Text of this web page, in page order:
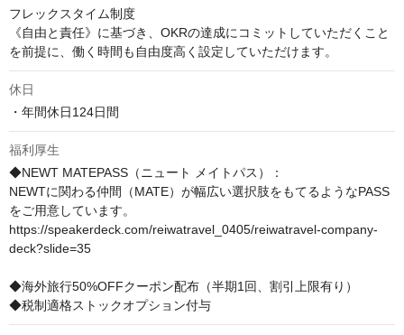
フレックスタイム制度
《自由と責任》に基づき、OKRの達成にコミットしていただくこと
を前提に、働く時間も自由度高く設定していただけます。
休日
・年間休日124日間
福利厚生
◆NEWT MATEPASS（ニュート メイトパス）：
NEWTに関わる仲間（MATE）が幅広い選択肢をもてるようなPASS
をご用意しています。
https://speakerdeck.com/reiwatravel_0405/reiwatravel-company-
deck?slide=35
◆海外旅行50%OFFクーポン配布（半期1回、割引上限有り）
◆税制適格ストックオプション付与